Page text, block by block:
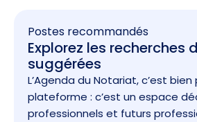
Postes recommandés
Explorez les recherches
suggérées
L’Agenda du Notariat, c’est bien
plateforme : c’est un espace
professionnels et futurs